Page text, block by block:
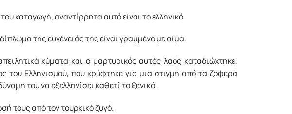
καταγωγή, αναντίρρητα αυτό είναι το ελληνικό.
της ευγένειάς της είναι γραμμένο με αίμα.
κύματα και ο μαρτυρικός αυτός λαός καταδιώχτηκε,
του Ελληνισμού, που κρύφτηκε για μια στιγμή από τα ζοφερά
του να εξελληνίσει καθετί το ξενικό.
τους από τον τουρκικό ζυγό.